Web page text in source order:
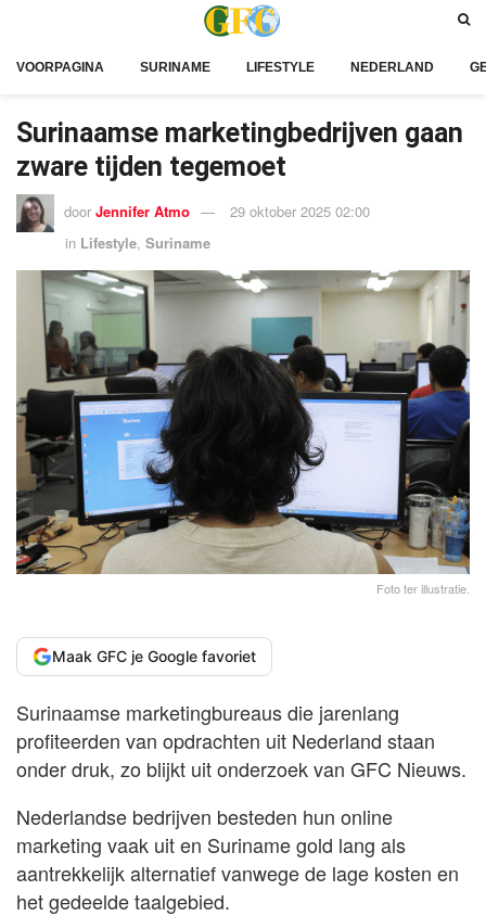
VOORPAGINA SURINAME LIFESTYLE NEDERLAND
Surinaamse marketingbedrijven gaan
zware tijden tegemoet
door Jennifer Atmo
29 oktober 2025 02:00
in Lifestyle, Suriname
Foto ter illustratie.
Maak GFC je Google favoriet
Surinaamse marketingbureaus die jarenlang
profiteerden van opdrachten uit Nederland staan
onder druk, zo blijkt uit onderzoek van GFC Nieuws.
Nederlandse bedrijven besteden hun online
marketing vaak uit en Suriname gold lang als
aantrekkelijk alternatief vanwege de lage kosten en
het gedeelde taalgebied.